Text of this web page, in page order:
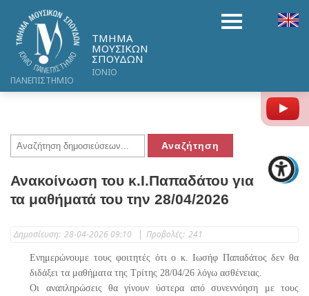
ΤΜΗΜΑ
ΜΟΥΣΙΚΩΝ
ΣΠΟΥΔΩΝ
ΙΟΝΙΟ
ΠΑΝΕΠΙΣΤΗΜΙΟ
Ανακοίνωση του κ.Ι.Παπαδάτου για
τα μαθήματά του την 28/04/2026
Δημοσίευση: 28-04-2026 09:10 | Προβολές: 241
Ενημερώνουμε τους φοιτητές ότι ο κ. Ιωσήφ Παπαδάτος δεν θα
διδάξει τα μαθήματα της Τρίτης 28/04/26 λόγω ασθένειας.
Οι αναπληρώσεις θα γίνουν ύστερα από συνεννόηση με τους